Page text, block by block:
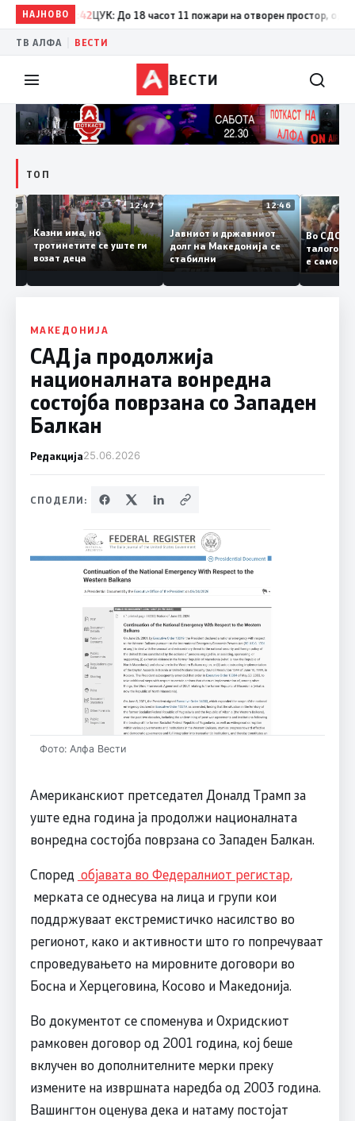
НАЈНОВО
17:42ЦУК: До 18 часот 11 пожари на отворен простор, од кои
ТВ АЛФА ВЕСТИ
ВЕСТИ
ТОП
12:50
и
12:47
Казни има, но
тротинетите се уште ги
возат деца
12:46
Јавниот и државниот
долг на Македонија се
стабилни
Во
е
Заев
МАКЕДОНИЈА
САД ја продолжија
националната вонредна
состојба поврзана со Западен
Балкан
Редакција25.06.2026
СПОДЕЛИ:
Фото: Алфа Вести
Американскиот претседател Доналд Трамп за
уште една година ја продолжи националната
вонредна состојба поврзана со Западен Балкан.
Според објавата во Федералниот регистар,
мерката се однесува на лица и групи кои
поддржуваат екстремистичко насилство во
регионот, како и активности што го попречуваат
спроведувањето на мировните договори во
Босна и Херцеговина, Косово и Македонија.
Во документот се споменува и Охридскиот
рамковен договор од 2001 година, кој беше
вклучен во дополнителните мерки преку
измените на извршната наредба од 2003 година.
Вашингтон оценува дека и натаму постојат